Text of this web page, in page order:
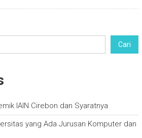
Cari
IAIN Cirebon dan Syaratnya
yang Ada Jurusan Komputer dan